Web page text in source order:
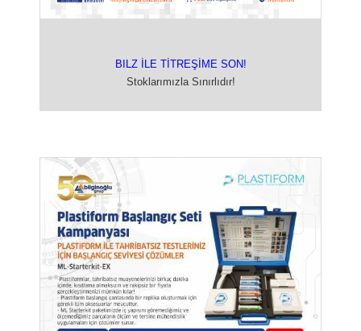
BILZ İLE TİTREŞİME SON!
Stoklarımızla Sınırlıdır!